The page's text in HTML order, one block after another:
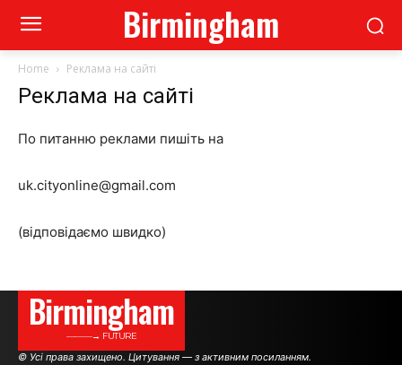
Birmingham
Home Реклама на сайті
Реклама на сайті
По питанню реклами пишіть на
uk.cityonline@gmail.com
(відповідаємо швидко)
Birmingham
———→ FUTURE
© Усі права захищено. Цитування — з активним посиланням.